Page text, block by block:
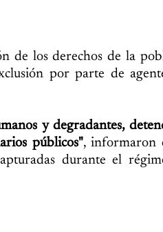
de los derechos de la
por parte de
y degradantes,
públicos", informaron
durante el